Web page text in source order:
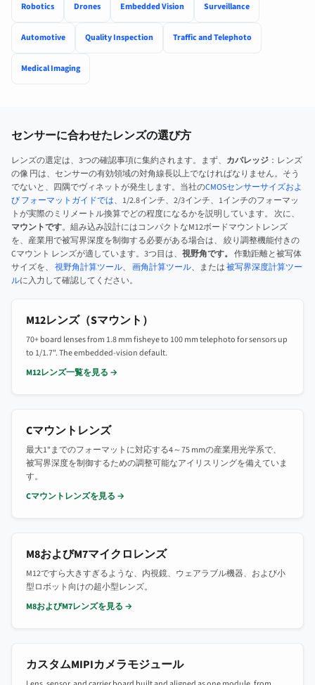
Robotics Drones Embedded Vision Surveillance
Automotive Quality Inspection Traffic and Telephoto
Medical Imaging
センサーに合わせたレンズの選び方
レンズの選定は、3つの確認事項に集約されます。まず、 カバレッジ ：レンズ
の像 円は、センサーの有効領域の対角線長以上でなければなりません。そう
でないと、四隅でヴィネットが発生します。当社のCMOSセンサーサイズおよ
び フォーマットガイドでは、1/2.8インチ、2/3インチ、1インチのフォーマッ
トが実際のミリメートル換算でどの程度になるかを説明しています。 次に、
マウントです。組み込み設計にはコンパクトなM12ボードマウントレンズ
を、産業用で被写界深度を制御する必要がある場合は、 絞り調整機能付きの
Cマウント レンズが適しています。3つ目は、 視野角です。 作動距離と被写体
サイズを、 視野角計算ツール、 画角計算ツール、または被写界深度計算ツー
ルに入力して確認してください。
M12レンズ（Sマウント）
70+ board lenses from 1.8 mm fisheye to 100 mm telephoto for sensors up
to 1/1.7". The embedded-vision default.
M12レンズ一覧を見る →
Cマウントレンズ
最大1"までのフォーマットに対応する4～75 mmの産業用光学系で、
被写界深度を制御するための調整可能なアイリスリングを備えていま
す。
Cマウントレンズを見る →
M8およびM7マイクロレンズ
M12ですら大きすぎるような、内視鏡、ウェアラブル機器、および小
型ロボット向けの超小型レンズ。
M8およびM7レンズを見る →
カスタムMIPIカメラモジュール